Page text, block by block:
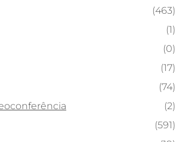
(463)
(1)
(0)
(17)
(74)
(2)
(591)